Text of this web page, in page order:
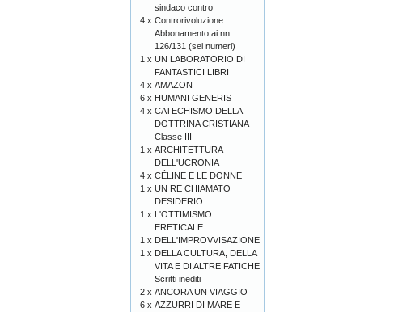
sindaco contro
4 x Controrivoluzione
Abbonamento ai nn.
126/131 (sei numeri)
1 x UN LABORATORIO DI
FANTASTICI LIBRI
4 x AMAZON
6 x HUMANI GENERIS
4 x CATECHISMO DELLA
DOTTRINA CRISTIANA
Classe III
1 x ARCHITETTURA
DELL'UCRONIA
4 x CÉLINE E LE DONNE
1 x UN RE CHIAMATO
DESIDERIO
1 x L'OTTIMISMO
ERETICALE
1 x DELL'IMPROVVISAZIONE
1 x DELLA CULTURA, DELLA
VITA E DI ALTRE FATICHE
Scritti inediti
2 x ANCORA UN VIAGGIO
6 x AZZURRI DI MARE E